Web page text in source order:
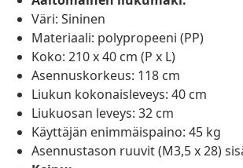
Väri: Sininen
Materiaali: polypropeeni (PP)
Koko: 210 x 40 cm (P x L)
Asennuskorkeus: 118 cm
Liukun kokonaisleveys: 40 cm
Liukuosan leveys: 32 cm
Käyttäjän enimmäispaino: 45 kg
Asennustason ruuvit (M3,5 x 28)